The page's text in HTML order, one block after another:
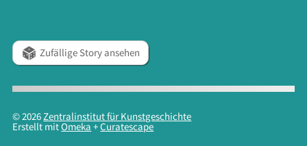
Zufällige Story ansehen
© 2026Zentralinstitut für Kunstgeschichte
Erstellt mitOmeka +Curatescape